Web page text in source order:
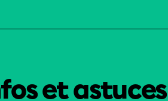
et astuces